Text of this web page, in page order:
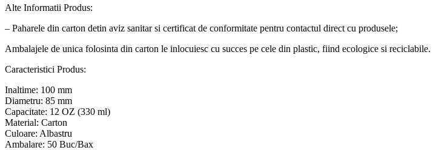
Alte Informatii Produs:
– Paharele din carton detin aviz sanitar si certificat de conformitate pentru contactul direct cu produsele;
Ambalajele de unica folosinta din carton le inlocuiesc cu succes pe cele din plastic, fiind ecologice si reciclabile.
Caracteristici Produs:
Inaltime: 100 mm
Diametru: 85 mm
Capacitate: 12 OZ (330 ml)
Material: Carton
Culoare: Albastru
Ambalare: 50 Buc/Bax